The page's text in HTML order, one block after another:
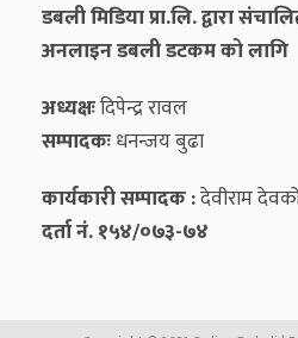
डबली मिडिया प्रा.लि. द्वारा
अनलाइन डबली डटकम को लागि
अध्यक्षःदिपेन्द्र रावल
सम्पादकःधनन्‍जय बुढा
कार्यकारी सम्पादक :देवीराम
दर्ता नं. १५४/०७३-७४